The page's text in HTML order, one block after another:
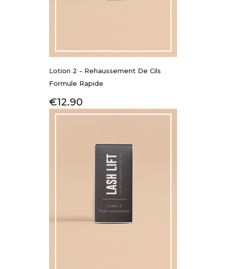
Lotion 2 - Rehaussement De Cils
Formule Rapide
Price
€12.90